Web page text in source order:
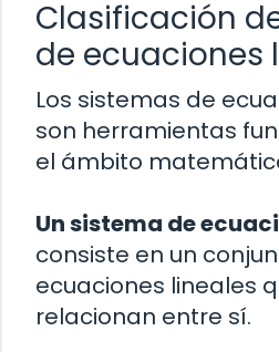
Clasificación
de ecuaciones
Los sistemas de
son herramientas
el ámbito
Un sistema de
consiste en un
ecuaciones lineales
relacionan entre sí.